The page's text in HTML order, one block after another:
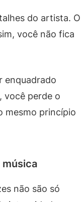
do artista. O
você não fica
enquadrado
você perde o
mesmo princípio
música
não são só